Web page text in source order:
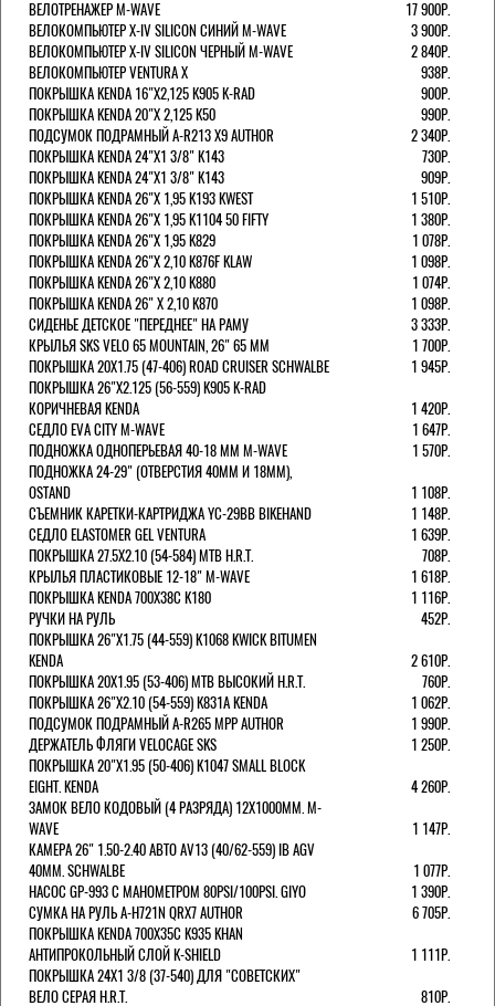
ВЕЛОТРЕНАЖЕР M-WAVE
17 900Р.
ВЕЛОКОМПЬЮТЕР X-IV SILICON СИНИЙ M-WAVE
3 900Р.
ВЕЛОКОМПЬЮТЕР X-IV SILICON ЧЕРНЫЙ M-WAVE
2 840Р.
ВЕЛОКОМПЬЮТЕР VENTURA Х
938Р.
ПОКРЫШКА KENDA 16"Х2,125 K905 K-RAD
900Р.
ПОКРЫШКА KENDA 20"Х 2,125 K50
990Р.
ПОДСУМОК ПОДРАМНЫЙ A-R213 X9 AUTHOR
2 340Р.
ПОКРЫШКА KENDA 24"Х1 3/8" K143
730Р.
ПОКРЫШКА KENDA 24"Х1 3/8" K143
909Р.
ПОКРЫШКА KENDA 26"Х 1,95 K193 KWEST
1 510Р.
ПОКРЫШКА KENDA 26"Х 1,95 K1104 50 FIFTY
1 380Р.
ПОКРЫШКА KENDA 26"Х 1,95 K829
1 078Р.
ПОКРЫШКА KENDA 26"Х 2,10 K876F KLAW
1 098Р.
ПОКРЫШКА KENDA 26"Х 2,10 K880
1 074Р.
ПОКРЫШКА KENDA 26" Х 2,10 K870
1 098Р.
СИДЕНЬЕ ДЕТСКОЕ "ПЕРЕДНЕЕ" НА РАМУ
3 333Р.
КРЫЛЬЯ SKS VELO 65 MOUNTAIN, 26" 65 ММ
1 700Р.
ПОКРЫШКА 20X1.75 (47-406) ROAD CRUISER SCHWALBE
1 945Р.
ПОКРЫШКА 26"Х2.125 (56-559) K905 K-RAD
КОРИЧНЕВАЯ KENDA
1 420Р.
СЕДЛО EVA CITY M-WAVE
1 647Р.
ПОДНОЖКА ОДНОПЕРЬЕВАЯ 40-18 ММ M-WAVE
1 570Р.
ПОДНОЖКА 24-29" (ОТВЕРСТИЯ 40ММ И 18ММ),
OSTAND
1 108Р.
СЪЕМНИК КАРЕТКИ-КАРТРИДЖА YC-29BB BIKEHAND
1 148Р.
СЕДЛО ELASTOMER GEL VENTURA
1 639Р.
ПОКРЫШКА 27.5X2.10 (54-584) MTB H.R.T.
708Р.
КРЫЛЬЯ ПЛАСТИКОВЫЕ 12-18" M-WAVE
1 618Р.
ПОКРЫШКА KENDA 700Х38С K180
1 116Р.
РУЧКИ НА РУЛЬ
452Р.
ПОКРЫШКА 26"Х1.75 (44-559) K1068 KWICK BITUMEN
KENDA
2 610Р.
ПОКРЫШКА 20X1.95 (53-406) MTB ВЫСОКИЙ H.R.T.
760Р.
ПОКРЫШКА 26"Х2.10 (54-559) K831A KENDA
1 062Р.
ПОДСУМОК ПОДРАМНЫЙ A-R265 MPP AUTHOR
1 990Р.
ДЕРЖАТЕЛЬ ФЛЯГИ VELOCAGE SKS
1 250Р.
ПОКРЫШКА 20"Х1.95 (50-406) K1047 SMALL BLOCK
EIGHT. KENDA
4 260Р.
ЗАМОК ВЕЛО КОДОВЫЙ (4 РАЗРЯДА) 12Х1000ММ. M-
WAVE
1 147Р.
КАМЕРА 26" 1.50-2.40 АВТО AV13 (40/62-559) IB AGV
40MM. SCHWALBE
1 077Р.
НАСОС GP-993 С МАНОМЕТРОМ 80PSI/100PSI. GIYO
1 390Р.
СУМКА НА РУЛЬ A-H721N QRX7 AUTHOR
6 705Р.
ПОКРЫШКА KENDA 700Х35С K935 KHAN
АНТИПРОКОЛЬНЫЙ СЛОЙ K-SHIELD
1 111Р.
ПОКРЫШКА 24X1 3/8 (37-540) ДЛЯ "СОВЕТСКИХ"
ВЕЛО СЕРАЯ H.R.T.
810Р.